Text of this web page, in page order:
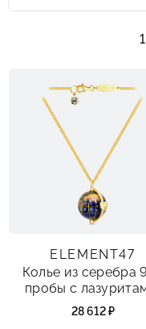
ELEMENT47
Колье из серебра
пробы с
перламутром и
28 612 ₽